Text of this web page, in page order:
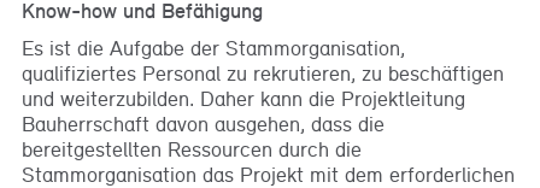
Know-how und Befähigung
Es ist die Aufgabe der Stammorganisation,
qualifiziertes Personal zu rekrutieren, zu beschäftigen
und weiterzubilden. Daher kann die Projektleitung
Bauherrschaft davon ausgehen, dass die
bereitgestellten Ressourcen durch die
Stammorganisation das Projekt mit dem erforderlichen